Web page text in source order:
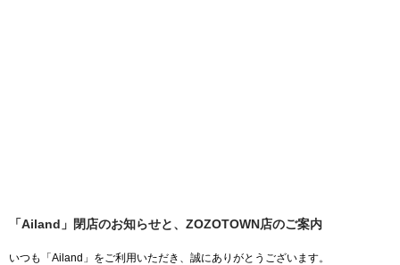
「Ailand」閉店のお知らせと、ZOZOTOWN店のご案内
いつも「Ailand」をご利用いただき、誠にありがとうございます。